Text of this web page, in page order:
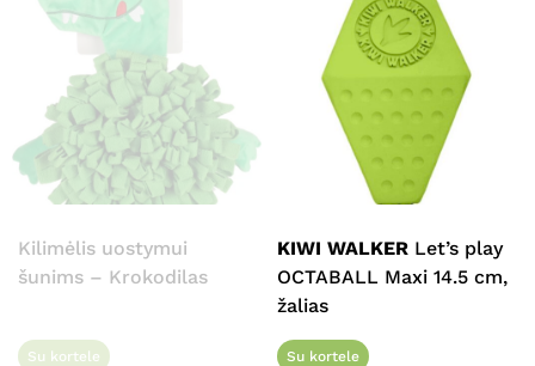
Krepšelyje nėra produktų.
Eiti Į Parduotuvę
Kilimėlis uostymui
šunims – Krokodilas
Su kortele
KIWI WALKER Let’s play
OCTABALL Maxi 14.5 cm,
žalias
Su kortele